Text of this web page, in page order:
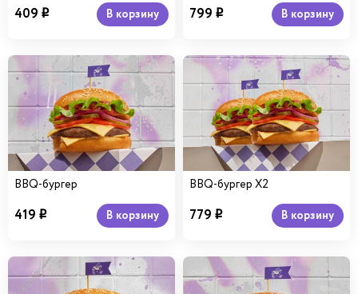
409 i В корзину 799 i В корзину
BBQ-бургер
419 i В корзину
BBQ-бургер Х2
779 i В корзину